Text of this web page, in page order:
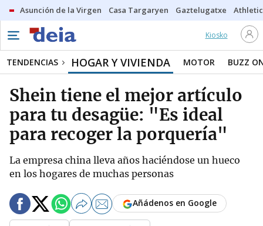
Asunción de la Virgen Casa Targaryen Gaztelugatxe Athletic
Kiosko
TENDENCIAS HOGAR Y VIVIENDA MOTOR BUZZ
Shein tiene el mejor artículo
para tu desagüe: "Es ideal
para recoger la porquería"
La empresa china lleva años haciéndose un hueco
en los hogares de muchas personas
Añádenos en Google